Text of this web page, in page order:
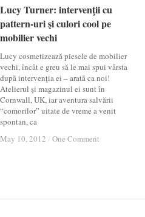
Lucy Turner: intervenţii cu
pattern-uri şi culori cool pe
mobilier vechi
Lucy cosmetizează piesele de mobilier
vechi, încât e greu să le mai spui vârsta
după intervenţia ei – arată ca noi!
Atelierul şi magazinul ei sunt în
Cornwall, UK, iar aventura salvării
“comorilor” uitate de vreme a venit
spontan, ca
May 10, 2012 / One Comment
Lucy Turner: intervenţii cu
pattern-uri şi culori cool pe
mobilier vechi
May 10, 2012 / One Comment